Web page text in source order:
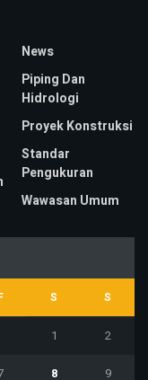
News
Piping Dan
Hidrologi
Proyek Konstruksi
Standar
Pengukuran
Wawasan Umum
S S
1 2
8 9